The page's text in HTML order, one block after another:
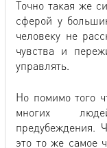
Точно такая же
сферой у
человеку не
чувства и
управлять.
Но помимо того
многих
предубеждения.
это то же самое